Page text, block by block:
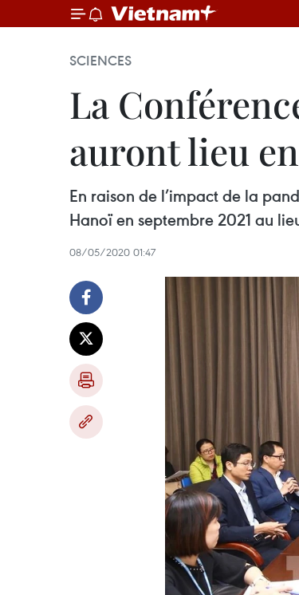
SCIENCES
La
auront lieu
En raison de l’impact de la
Hanoï en septembre 2021 au
08/05/2020 01:47